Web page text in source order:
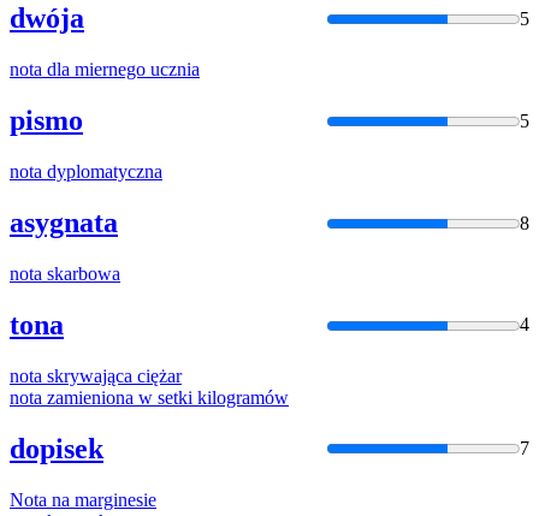
dwója 5
nota dla miernego ucznia
pismo 5
nota dyplomatyczna
asygnata 8
nota skarbowa
tona 4
nota skrywająca ciężar
nota zamieniona w setki kilogramów
dopisek 7
Nota na marginesie